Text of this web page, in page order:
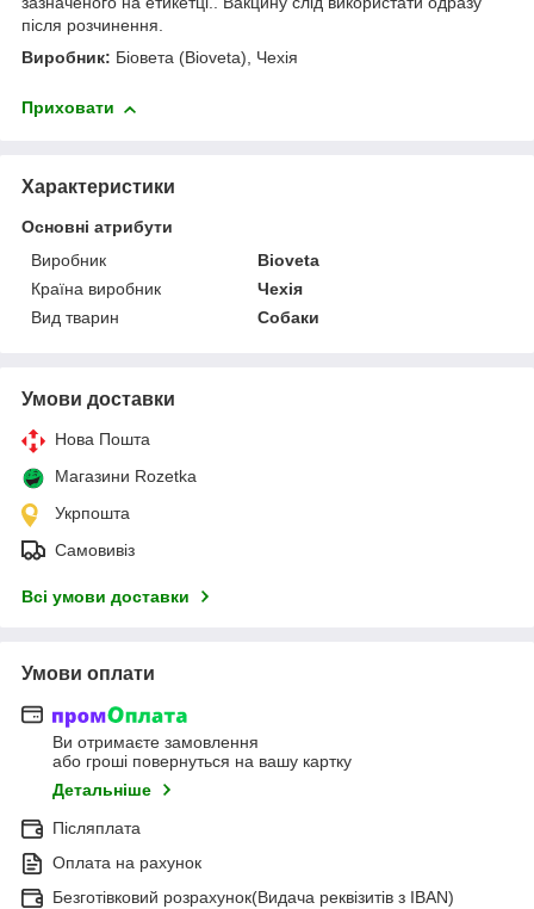
після розчинення.
Виробник: Біовета (Bioveta), Чехія
Приховати
Характеристики
Основні атрибути
Виробник
Bioveta
Країна виробник
Чехія
Вид тварин
Собаки
Умови доставки
Нова Пошта
Магазини Rozetka
Укрпошта
Самовивіз
Всі умови доставки
Умови оплати
Ви отримаєте замовлення
або гроші повернуться на вашу картку
Детальніше
Післяплата
Оплата на рахунок
Безготівковий розрахунок(Видача реквізитів з IBAN)